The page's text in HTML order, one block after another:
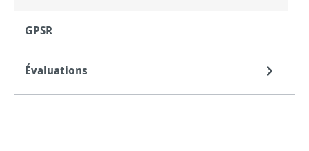
GPSR
Évaluations